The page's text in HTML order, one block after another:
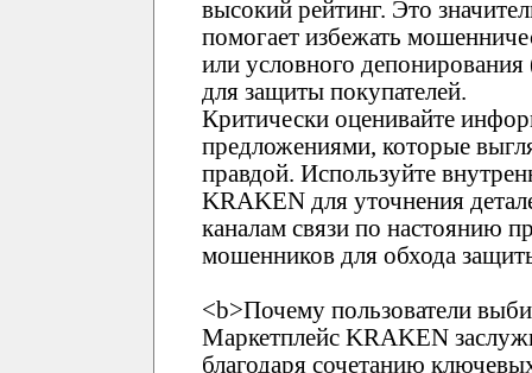
высокий рейтинг. Это
помогает избежать
или условного
для защиты покупателей.
Критически оценивайте
предложениями, которые
правдой. Используйте
KRAKEN для уточнения
каналам связи по настоянию
мошенников для обхода
<b>Почему пользователи
Маркетплейс KRAKEN
благодаря сочетанию